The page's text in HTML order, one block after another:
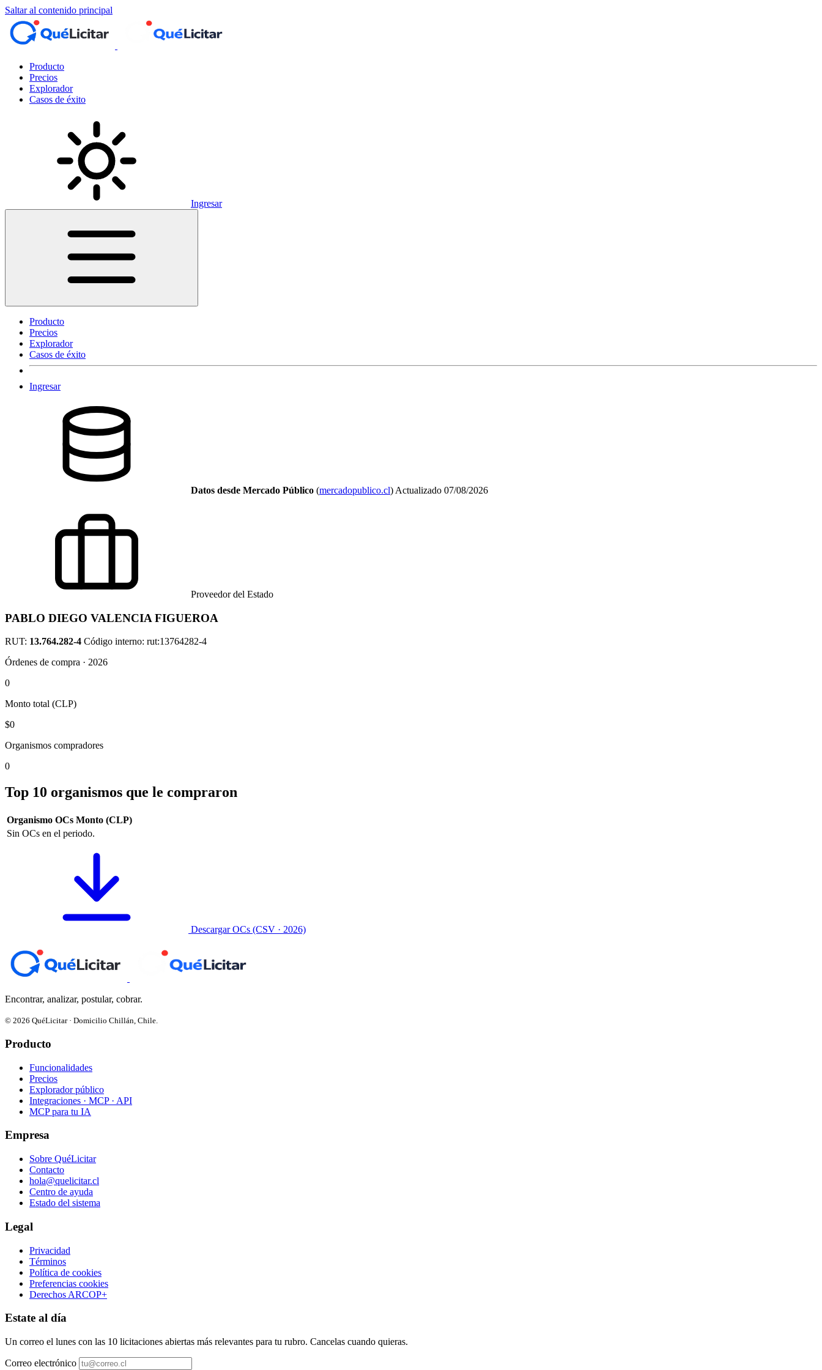
Saltar al contenido principal
Producto
Precios
Explorador
Casos de éxito
Ingresar
Producto
Precios
Explorador
Casos de éxito
Ingresar
Datos desde Mercado Público (mercadopublico.cl) Actualizado 07/08/2026
Proveedor del Estado
PABLO DIEGO VALENCIA FIGUEROA
RUT: 13.764.282-4 Código interno: rut:13764282-4
Órdenes de compra · 2026
0
Monto total (CLP)
$0
Organismos compradores
0
Top 10 organismos que le compraron
Organismo OCs Monto (CLP)
Sin OCs en el periodo.
Descargar OCs (CSV · 2026)
Encontrar, analizar, postular, cobrar.
© 2026 QuéLicitar · Domicilio Chillán, Chile.
Producto
Funcionalidades
Precios
Explorador público
Integraciones · MCP · API
MCP para tu IA
Empresa
Sobre QuéLicitar
Contacto
hola@quelicitar.cl
Centro de ayuda
Estado del sistema
Legal
Privacidad
Términos
Política de cookies
Preferencias cookies
Derechos ARCOP+
Estate al día
Un correo el lunes con las 10 licitaciones abiertas más relevantes para tu rubro. Cancelas cuando quieras.
Correo electrónico